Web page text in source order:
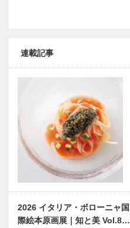
連載記事
2026 イタリア・ボローニャ国
際絵本原画展｜知と美 Vol.8…